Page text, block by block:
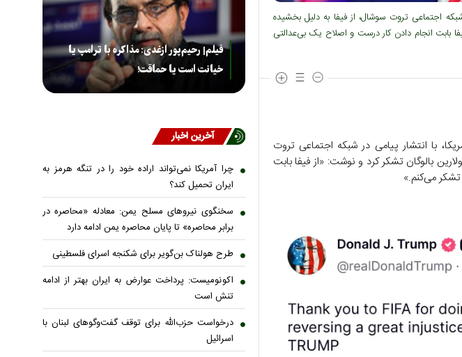
اجتماعی تروت سوشال، از فیفا به دلیل بخشیده
بابت انجام دادن کار درست و اصلاح یک بی‌عدالتی
با انتشار پیامی در شبکه اجتماعی تروت
بالوگان تشکر کرد و نوشت: «از فیفا بابت
می‌کنم.»
فیلم| رحیم‌پور ازغدی: مذاکره با ترامپ یا
خیانت است یا حماقت!
آخرین اخبار
چرا آمریکا نمی‌تواند اراده خود را در تنگه هرمز به
ایران تحمیل کند؟
سخنگوی نیروهای مسلح یمن: معادله «محاصره در
برابر محاصره» تا پایان محاصره یمن ادامه دارد
طرح هولناک بن‌گویر برای شکنجه اسرای فلسطینی
اکونومیست: پرداخت عوارض به ایران بهتر از ادامه
تنش است
درخواست حزب‌الله برای توقف گفت‌وگوهای لبنان با
اسرائیل